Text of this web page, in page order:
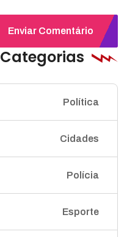
Enviar Comentário
Categorias
Política
Cidades
Polícia
Esporte